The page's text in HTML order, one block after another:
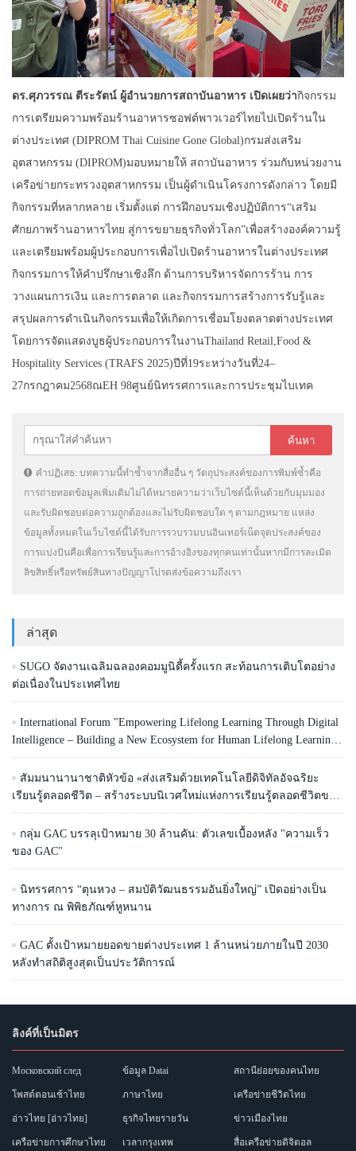
ดร.ศุภวรรณ ตีระรัตน์ ผู้อำนวยการสถาบันอาหาร เปิดเผยว่ากิจกรรม
การเตรียมความพร้อมร้านอาหารซอฟต์พาวเวอร์ไทยไปเปิดร้านใน
ต่างประเทศ (DIPROM Thai Cuisine Gone Global)กรมส่งเสริม
อุตสาหกรรม (DIPROM)มอบหมายให้ สถาบันอาหาร ร่วมกับหน่วยงาน
เครือข่ายกระทรวงอุตสาหกรรม เป็นผู้ดำเนินโครงการดังกล่าว โดยมี
กิจกรรมที่หลากหลาย เริ่มตั้งแต่ การฝึกอบรมเชิงปฏิบัติการ“เสริม
ศักยภาพร้านอาหารไทย สู่การขยายธุรกิจทั่วโลก”เพื่อสร้างองค์ความรู้
และเตรียมพร้อมผู้ประกอบการเพื่อไปเปิดร้านอาหารในต่างประเทศ
กิจกรรมการให้คำปรึกษาเชิงลึก ด้านการบริหารจัดการร้าน การ
วางแผนการเงิน และการตลาด และกิจกรรมการสร้างการรับรู้และ
สรุปผลการดำเนินกิจกรรมเพื่อให้เกิดการเชื่อมโยงตลาดต่างประเทศ
โดยการจัดแสดงบูธผู้ประกอบการในงานThailand Retail,Food &
Hospitality Services (TRAFS 2025)ปีที่19ระหว่างวันที่24–
27กรกฎาคม2568ณEH 98ศูนย์นิทรรศการและการประชุมไบเทค
คำปฏิเสธ: บทความนี้ทำซ้ำจากสื่ออื่น ๆ วัตถุประสงค์ของการพิมพ์ซ้ำคือ
การถ่ายทอดข้อมูลเพิ่มเติมไม่ได้หมายความว่าเว็บไซต์นี้เห็นด้วยกับมุมมอง
และรับผิดชอบต่อความถูกต้องและไม่รับผิดชอบใด ๆ ตามกฎหมาย แหล่ง
ข้อมูลทั้งหมดในเว็บไซต์นี้ได้รับการรวบรวมบนอินเทอร์เน็ตจุดประสงค์ของ
การแบ่งปันคือเพื่อการเรียนรู้และการอ้างอิงของทุกคนเท่านั้นหากมีการละเมิด
ลิขสิทธิ์หรือทรัพย์สินทางปัญญาโปรดส่งข้อความถึงเรา
ล่าสุด
SUGO จัดงานเฉลิมฉลองคอมมูนิตี้ครั้งแรก สะท้อนการเติบโตอย่าง
ต่อเนื่องในประเทศไทย
International Forum "Empowering Lifelong Learning Through Digital
Intelligence – Building a New Ecosystem for Human Lifelong Learning"
Convenes
สัมมนานานาชาติหัวข้อ «ส่งเสริมด้วยเทคโนโลยีดิจิทัลอัจฉริยะ
เรียนรู้ตลอดชีวิต – สร้างระบบนิเวศใหม่แห่งการเรียนรู้ตลอดชีวิตของ
มนุษย์» จัดขึ้น
กลุ่ม GAC บรรลุเป้าหมาย 30 ล้านคัน: ตัวเลขเบื้องหลัง "ความเร็ว
ของ GAC"
นิทรรศการ “ตุนหวง – สมบัติวัฒนธรรมอันยิ่งใหญ่” เปิดอย่างเป็น
ทางการ ณ พิพิธภัณฑ์หูหนาน
GAC ตั้งเป้าหมายยอดขายต่างประเทศ 1 ล้านหน่วยภายในปี 2030
หลังทำสถิติสูงสุดเป็นประวัติการณ์
ลิงค์ที่เป็นมิตร
Московский след ข้อมูล Datai สถานีย่อยของคนไทย
โพสต์ตอนเช้าไทย ภาษาไทย เครือข่ายชีวิตไทย
อ่าวไทย [อ่าวไทย] ธุรกิจไทยรายวัน ข่าวเมืองไทย
เครือข่ายการศึกษาไทย เวลากรุงเทพ สื่อเครือข่ายดิจิตอล